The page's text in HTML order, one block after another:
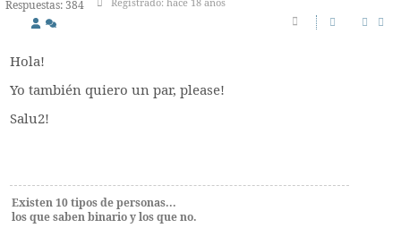
Respuestas: 384 Registrado: hace 18 años
Hola!
Yo también quiero un par, please!
Salu2!
Existen 10 tipos de personas...
los que saben binario y los que no.